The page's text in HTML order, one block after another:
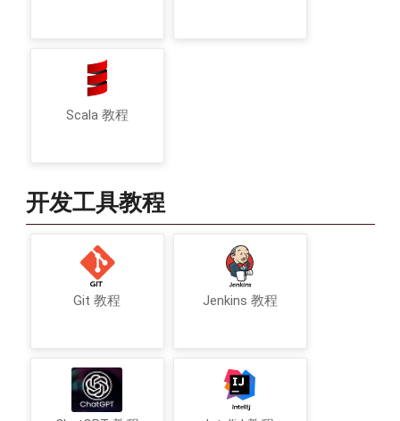
Scala 教程
开发工具教程
Git 教程 Jenkins 教程